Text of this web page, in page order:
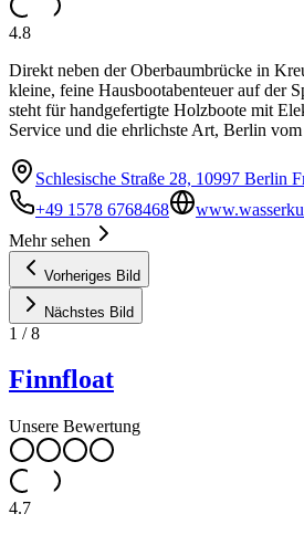
4.8
Direkt neben der Oberbaumbrücke in
kleine, feine Hausbootabenteuer auf der
steht für handgefertigte Holzboote mit
Service und die ehrlichste Art, Berlin vom
Schlesische Straße 28, 10997 Berlin
+49 1578 6768468
Mehr sehen
Vorheriges Bild
Nächstes Bild
1 /8
Finnfloat
Unsere Bewertung
4.7